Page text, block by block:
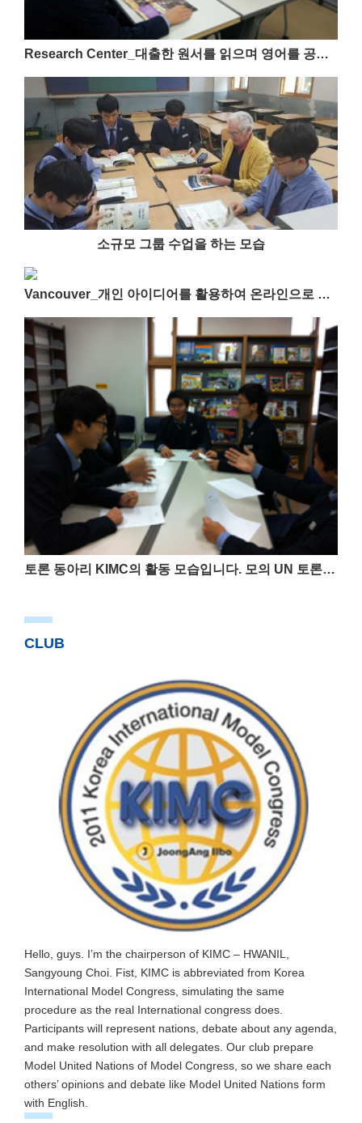
Research Center_대출한 원서를 읽으며 영어를 공부하는 모습
소규모 그룹 수업을 하는 모습
Vancouver_개인 아이디어를 활용하여 온라인으로 공부하는 모습
토론 동아리 KIMC의 활동 모습입니다. 모의 UN 토론회의 형식에 맞춰 각 나라의 대표를 맡아 의제에 대한 자신의 주장을 영어로 말하고 결론을 내립니다
CLUB
Hello, guys. I’m the chairperson of KIMC – HWANIL,
Sangyoung Choi. Fist, KIMC is abbreviated from Korea
International Model Congress, simulating the same
procedure as the real International congress does.
Participants will represent nations, debate about any agenda,
and make resolution with all delegates. Our club prepare
Model United Nations of Model Congress, so we share each
others’ opinions and debate like Model United Nations form
with English.